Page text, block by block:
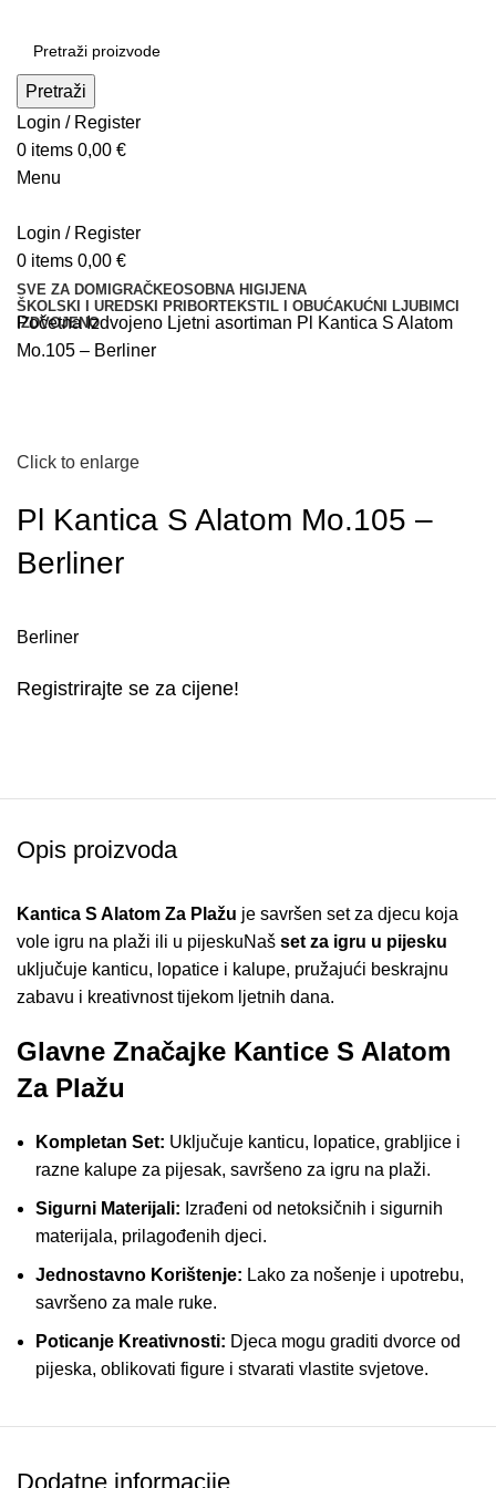
Pretraži
Login / Register
0 items 0,00 €
Menu
Login / Register
0 items 0,00 €
SVE ZA DOM IGRAČKEOSOBNA HIGIJENA
ŠKOLSKI I UREDSKI PRIBORTEKSTIL I OBUĆAKUĆNI LJUBIMCI
IZDVOJENO
PočetnaIzdvojeno Ljetni asortiman Pl Kantica S Alatom
Mo.105 – Berliner
Click to enlarge
Pl Kantica S Alatom Mo.105 –
Berliner
Berliner
Registrirajte se za cijene!
Opis proizvoda
Kantica S Alatom Za Plažu je savršen set za djecu koja
vole igru na plaži ili u pijeskuNaš set za igru u pijesku
uključuje kanticu, lopatice i kalupe, pružajući beskrajnu
zabavu i kreativnost tijekom ljetnih dana.
Glavne Značajke Kantice S Alatom
Za Plažu
Kompletan Set: Uključuje kanticu, lopatice, grabljice i
razne kalupe za pijesak, savršeno za igru na plaži.
Sigurni Materijali: Izrađeni od netoksičnih i sigurnih
materijala, prilagođenih djeci.
Jednostavno Korištenje: Lako za nošenje i upotrebu,
savršeno za male ruke.
Poticanje Kreativnosti: Djeca mogu graditi dvorce od
pijeska, oblikovati figure i stvarati vlastite svjetove.
Dodatne informacije